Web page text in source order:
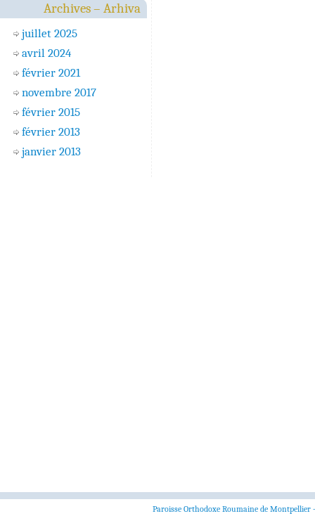
Archives – Arhiva
juillet 2025
avril 2024
février 2021
novembre 2017
février 2015
février 2013
janvier 2013
Paroisse Orthodoxe Roumaine de Montpellier